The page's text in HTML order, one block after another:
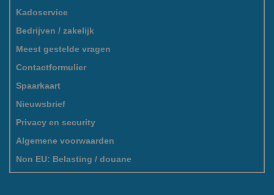
Kadoservice
Bedrijven / zakelijk
Meest gestelde vragen
Contactformulier
Spaarkaart
Nieuwsbrief
Privacy en security
Algemene voorwaarden
Non EU: Belasting / douane